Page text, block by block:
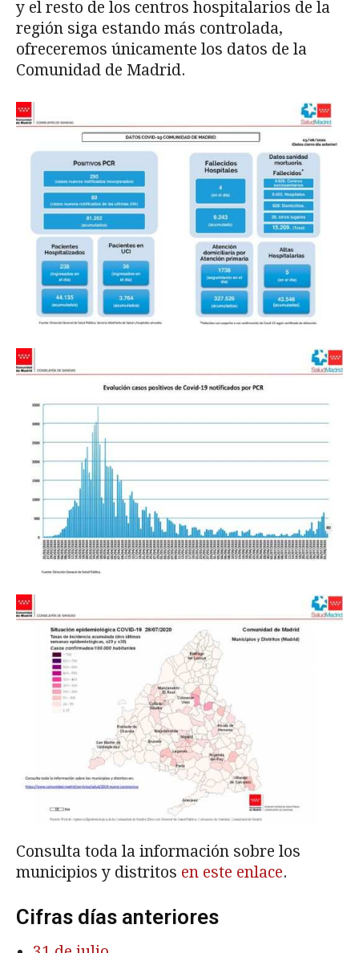
y el resto de los centros hospitalarios de la
región siga estando más controlada,
ofreceremos únicamente los datos de la
Comunidad de Madrid.
Consulta toda la información sobre los
municipios y distritos en este enlace.
Cifras días anteriores